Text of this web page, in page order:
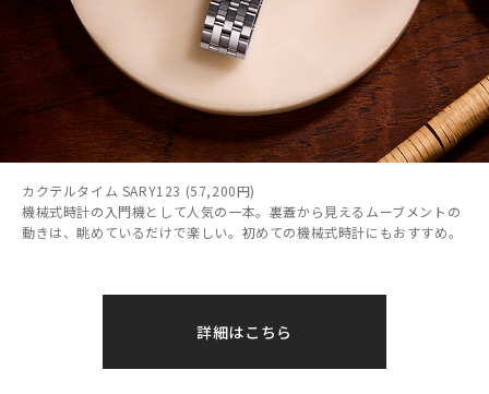
カクテルタイム SARY123 (57,200円)
機械式時計の入門機として人気の一本。裏蓋から見えるムーブメントの
動きは、眺めているだけで楽しい。初めての機械式時計にもおすすめ。
詳細はこちら